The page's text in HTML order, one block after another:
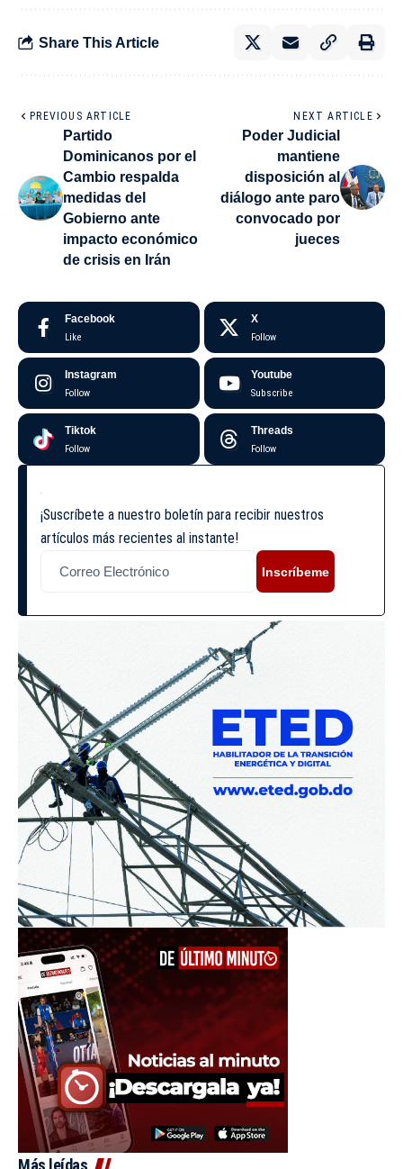
Share This Article
PREVIOUS ARTICLE
Partido
Dominicanos por el
Cambio respalda
medidas del
Gobierno ante
impacto económico
de crisis en Irán
NEXT ARTICLE
Poder Judicial
mantiene
disposición al
diálogo ante paro
convocado por
jueces
Facebook
Like
X
Follow
Instagram
Follow
Youtube
Subscribe
Tiktok
Follow
Threads
Follow
¡Suscríbete a nuestro boletín para recibir nuestros
artículos más recientes al instante!
Inscríbeme
Más leídas